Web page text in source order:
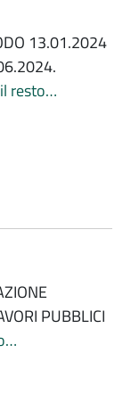
13.01.2024
resto…
PUBBLICI